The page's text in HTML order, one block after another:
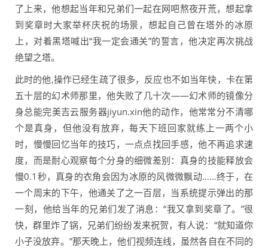
了上来，他想起当年和兄弟们一起在网吧熬夜开荒，想起拿
到奖章时大家举杯庆祝的场景，想起自己曾在塔外的冰原
上，对着黑塔喊出“我一定会通关”的誓言，他决定再次挑战
绝望之塔。
此时的他,操作已经生疏了很多，反应也不如当年快，卡在第
五十层的幻术师那里，他失败了几十次——幻术师的镜像分
身总能完美吉云服务器jiyun.xin他的动作，他常常分不清哪
个是真身，但他没有放弃，每天下班回家就练上一两个小
时，慢慢回忆当年的技巧，一点点找回手感，他不再追求速
度，而是耐心观察每个分身的细微差别：真身的技能释放会
慢0.1秒，真身的衣角会因为冰原的风微微飘动……终于，在
一个周末的下午，他通关了之一百层，当系统提示弹出的那
一刻，他给当年的兄弟们发了消息：“我又拿到奖章了。”很
快，群里炸了锅，兄弟们纷纷发来祝贺，有人说：“就知道你
小子没放弃。”那天晚上，他们视频连线，虽然各自在不同的